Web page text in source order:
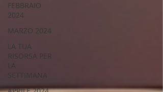
FEBBRAIO
2024
MARZO 2024
LA TUA
RISORSA PER
LA
SETTIMANA